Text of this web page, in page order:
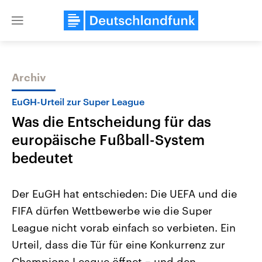
Close
Themen
2026
Alle Informationen
Sachsen-Anhalt wählt am 6.
September 2026 einen neuen
Landtag. Seit 2021 wird das
Bundesland von einer Koalition aus
Aktuelle Beiträge,
Hintergründe
Wirtschaftlich und
gehören die Vereinigten
den mächtigsten Ländern
mit großem Einfluss auf
Archiv
EuGH-Urteil zur Super League
Was die Entscheidung für das
europäische Fußball-System
bedeutet
Der EuGH hat entschieden: Die UEFA und die
FIFA dürfen Wettbewerbe wie die Super
League nicht vorab einfach so verbieten. Ein
Urteil, dass die Tür für eine Konkurrenz zur